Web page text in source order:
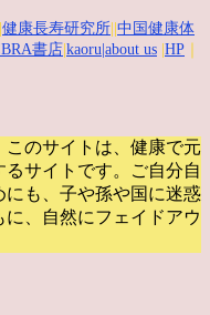
健康長寿研究所 中国健康体
書店 kaoru |about us HP
のサイトは、健康で元
サイトです。
ご自分自
も、子や孫や国に迷惑
、自然にフェイドアウ